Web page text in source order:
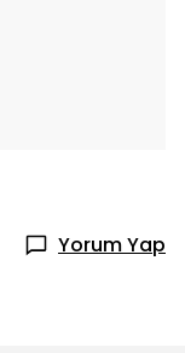
Yorum Yap